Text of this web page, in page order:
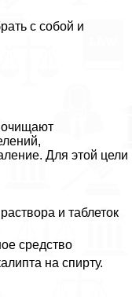
с собой и
очищают
Для этой цели
и таблеток
средство
на спирту.